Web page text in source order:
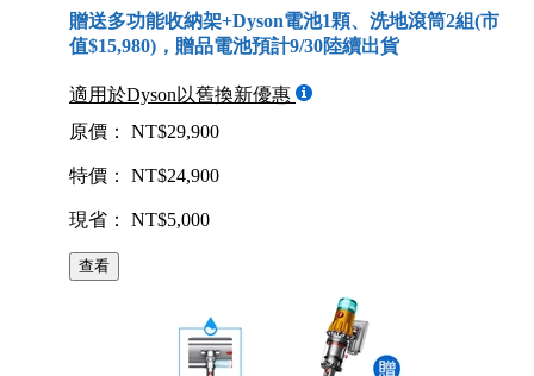
贈送多功能收納架+Dyson電池1顆、洗地滾筒2組(市
值$15,980)，贈品電池預計9/30陸續出貨
適用於Dyson以舊換新優惠
原價： NT$29,900
特價： NT$24,900
現省： NT$5,000
查看